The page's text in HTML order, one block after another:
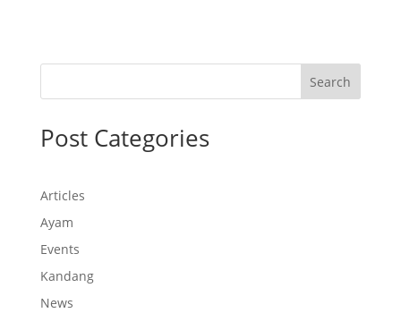
Search
Post Categories
Articles
Ayam
Events
Kandang
News